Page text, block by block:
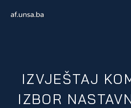
IZVJEŠTAJ
IZBOR